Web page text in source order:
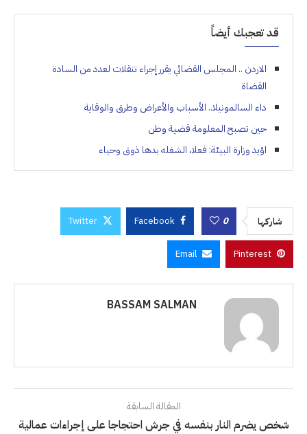
قد تعجبك أيضاً
الاردن .. المجلس القضائي يقرر إجراء تنقلات لعدد من السادة
القضاة
داء السالمونيلا.. الأسباب والأعراض وطرق والوقاية
حين تصبح المعلومة قضية وطن
اؤيد وزارة البيئة: فعلا، الشغله بدها ذوق وحياء
شاركها 0
Facebook
Twitter
Pinterest
Email
BASSAM SALMAN
المقالة السابقة
شخص يضرم النار بنفسه في جرش احتجاجا على إجراءات عمالية